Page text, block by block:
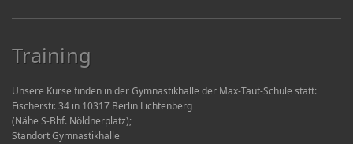
Training
Unsere Kurse finden in der Gymnastikhalle der Max-Taut-Schule statt:
Fischerstr. 34 in 10317 Berlin Lichtenberg
(Nähe S-Bhf. Nöldnerplatz);
Standort Gymnastikhalle